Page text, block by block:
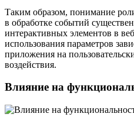
Таким образом, понимание
в обработке событий
интерактивных элементов в
использования параметров
приложения на
воздействия.
Влияние на